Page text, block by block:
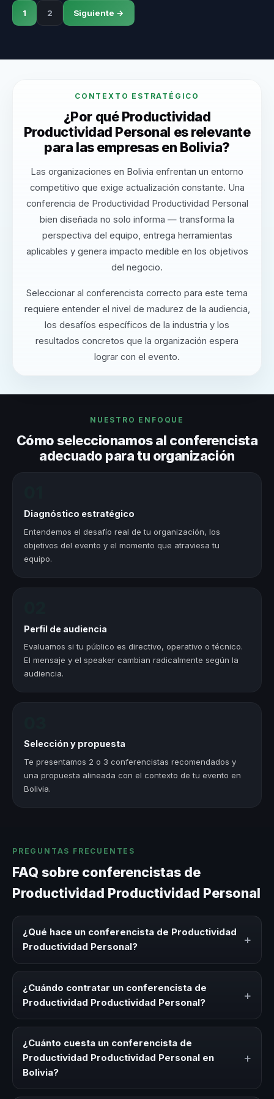
1 2 Siguiente →
CONTEXTO ESTRATÉGICO
¿Por qué Productividad
Productividad Personal es relevante
para las empresas en Bolivia?
Las organizaciones en Bolivia enfrentan un entorno
competitivo que exige actualización constante. Una
conferencia de Productividad Productividad Personal
bien diseñada no solo informa — transforma la
perspectiva del equipo, entrega herramientas
aplicables y genera impacto medible en los objetivos
del negocio.
Seleccionar al conferencista correcto para este tema
requiere entender el nivel de madurez de la audiencia,
los desafíos específicos de la industria y los
resultados concretos que la organización espera
lograr con el evento.
NUESTRO ENFOQUE
Cómo seleccionamos al conferencista
adecuado para tu organización
Diagnóstico estratégico
Entendemos el desafío real de tu organización, los
objetivos del evento y el momento que atraviesa tu
equipo.
Perfil de audiencia
Evaluamos si tu público es directivo, operativo o técnico.
El mensaje y el speaker cambian radicalmente según la
audiencia.
Selección y propuesta
Te presentamos 2 o 3 conferencistas recomendados y
una propuesta alineada con el contexto de tu evento en
Bolivia.
PREGUNTAS FRECUENTES
FAQ sobre conferencistas de
Productividad Productividad Personal
¿Qué hace un conferencista de Productividad
Productividad Personal?
+
Personal es un experto que comparte conocimiento,
estrategias y experiencias sobre este tema en eventos
corporativos, convenciones y seminarios. Su objetivo es
generar reflexión, inspiración y herramientas aplicables
¿Cuándo contratar un conferencista de
Productividad Productividad Personal?
+
Productividad Personal para kick-offs, convenciones
anuales, programas de desarrollo, eventos de integración
cultural relacionado con esta temática.
¿Cuánto cuesta un conferencista de
Productividad Productividad Personal en
Bolivia?
+